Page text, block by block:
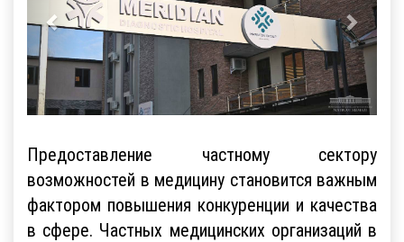
Предоставление частному сектору
возможностей в медицину становится важным
фактором повышения конкуренции и качества
в сфере. Частных медицинских организаций в